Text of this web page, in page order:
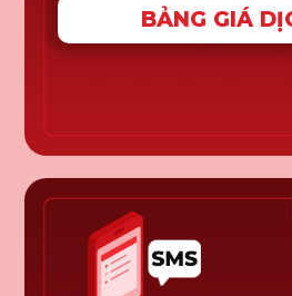
BẢNG GIÁ